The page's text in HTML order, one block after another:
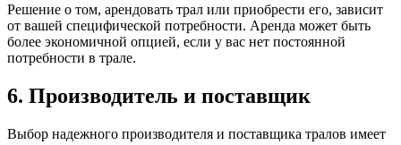
Решение о том, арендовать трал или приобрести его, зависит
от вашей специфической потребности. Аренда может быть
более экономичной опцией, если у вас нет постоянной
потребности в трале.
6. Производитель и поставщик
Выбор надежного производителя и поставщика тралов имеет